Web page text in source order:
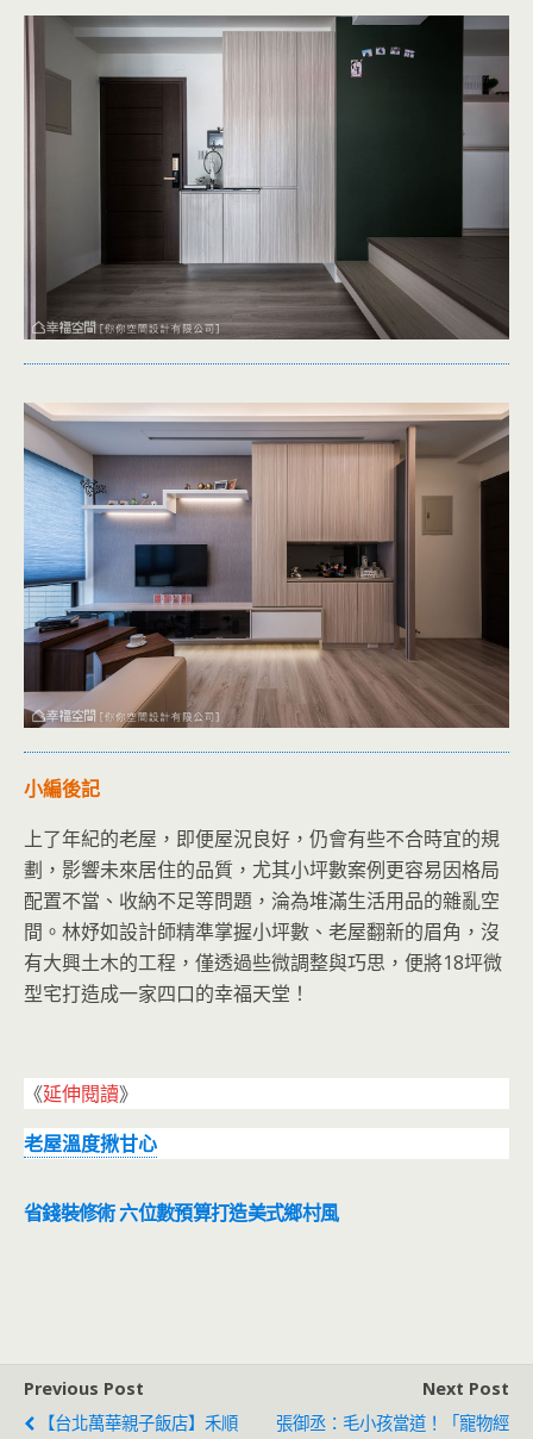
小編後記
上了年紀的老屋，即便屋況良好，仍會有些不合時宜的規
劃，影響未來居住的品質，尤其小坪數案例更容易因格局
配置不當、收納不足等問題，淪為堆滿生活用品的雜亂空
間。林妤如設計師精準掌握小坪數、老屋翻新的眉角，沒
有大興土木的工程，僅透過些微調整與巧思，便將18坪微
型宅打造成一家四口的幸福天堂！
《延伸閱讀》
老屋溫度揪甘心
省錢裝修術 六位數預算打造美式鄉村風
Previous Post
【台北萬華親子飯店】禾順
Next Post
張御丞：毛小孩當道！「寵物經